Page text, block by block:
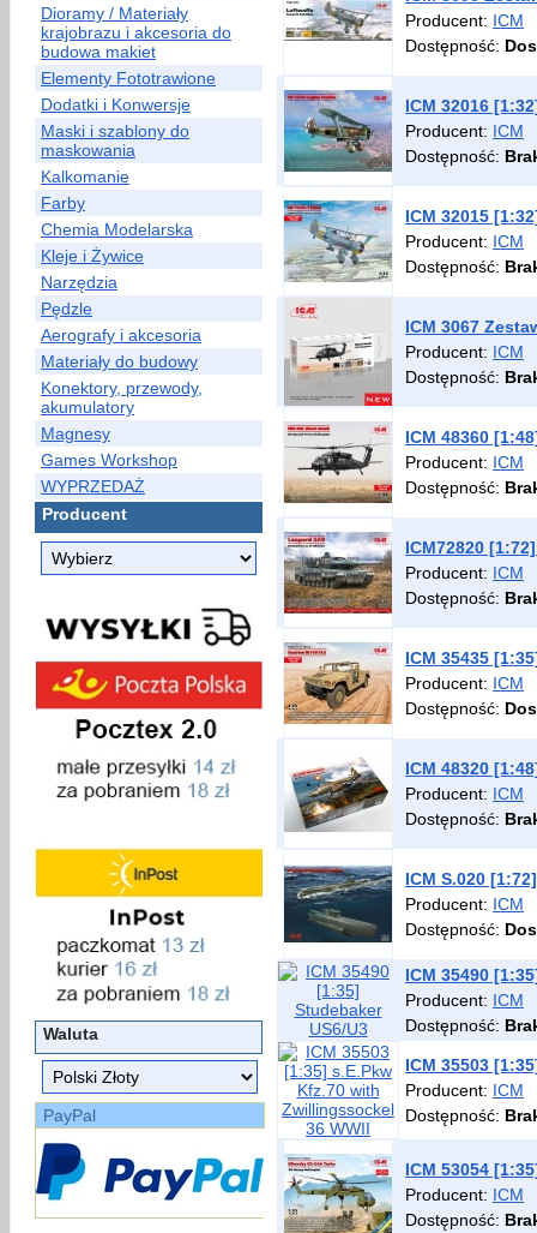
Dioramy / Materiały
krajobrazu i akcesoria do
budowa makiet
Elementy Fototrawione
Dodatki i Konwersje
Maski i szablony do
maskowania
Kalkomanie
Farby
Chemia Modelarska
Kleje i Żywice
Narzędzia
Pędzle
Aerografy i akcesoria
Materiały do budowy
Konektory, przewody,
akumulatory
Magnesy
Games Workshop
WYPRZEDAŻ
Producent
Waluta
PayPal
Producent: ICM
Dostępność:
ICM 32016
Producent: ICM
Dostępność:
ICM 32015
Producent: ICM
Dostępność:
ICM 3067
Producent: ICM
Dostępność:
ICM 48360
Producent: ICM
Dostępność:
ICM72820
Producent: ICM
Dostępność:
ICM 35435
Producent: ICM
Dostępność:
ICM 48320
Producent: ICM
Dostępność:
ICM S.020
Producent: ICM
Dostępność:
ICM 35490
Producent: ICM
Dostępność:
ICM 35503
Producent: ICM
Dostępność:
ICM 53054
Producent: ICM
Dostępność: